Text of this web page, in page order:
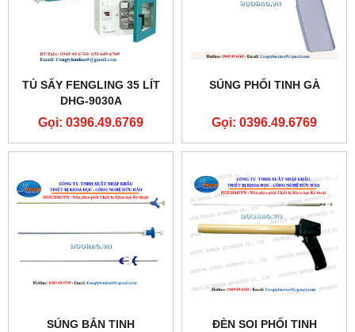
TỦ SẤY FENGLING 35 LÍT
DHG-9030A
Gọi: 0396.49.6769
SÚNG PHỐI TINH GÀ
Gọi: 0396.49.6769
SÚNG BẮN TINH ĐÈN SOI PHỐI TINH